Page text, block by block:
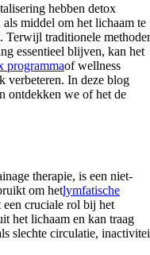
hebben detox
middel om het lichaam te
Terwijl traditionele
essentieel blijven, kan het
programmaof wellness
verbeteren. In deze blog
ontdekken we of het de
therapie, is een niet-
om hetlymfatische
een cruciale rol bij het
het lichaam en kan traag
slechte circulatie,